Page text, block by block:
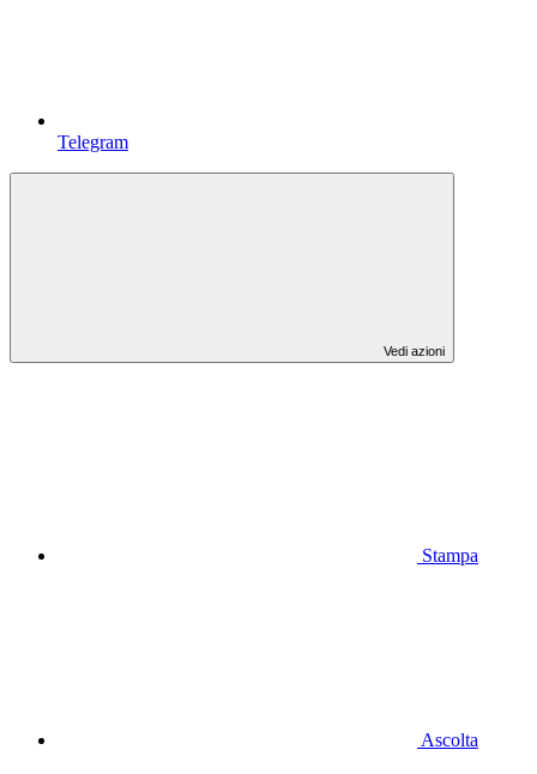
Telegram
Vedi azioni
Stampa
Ascolta